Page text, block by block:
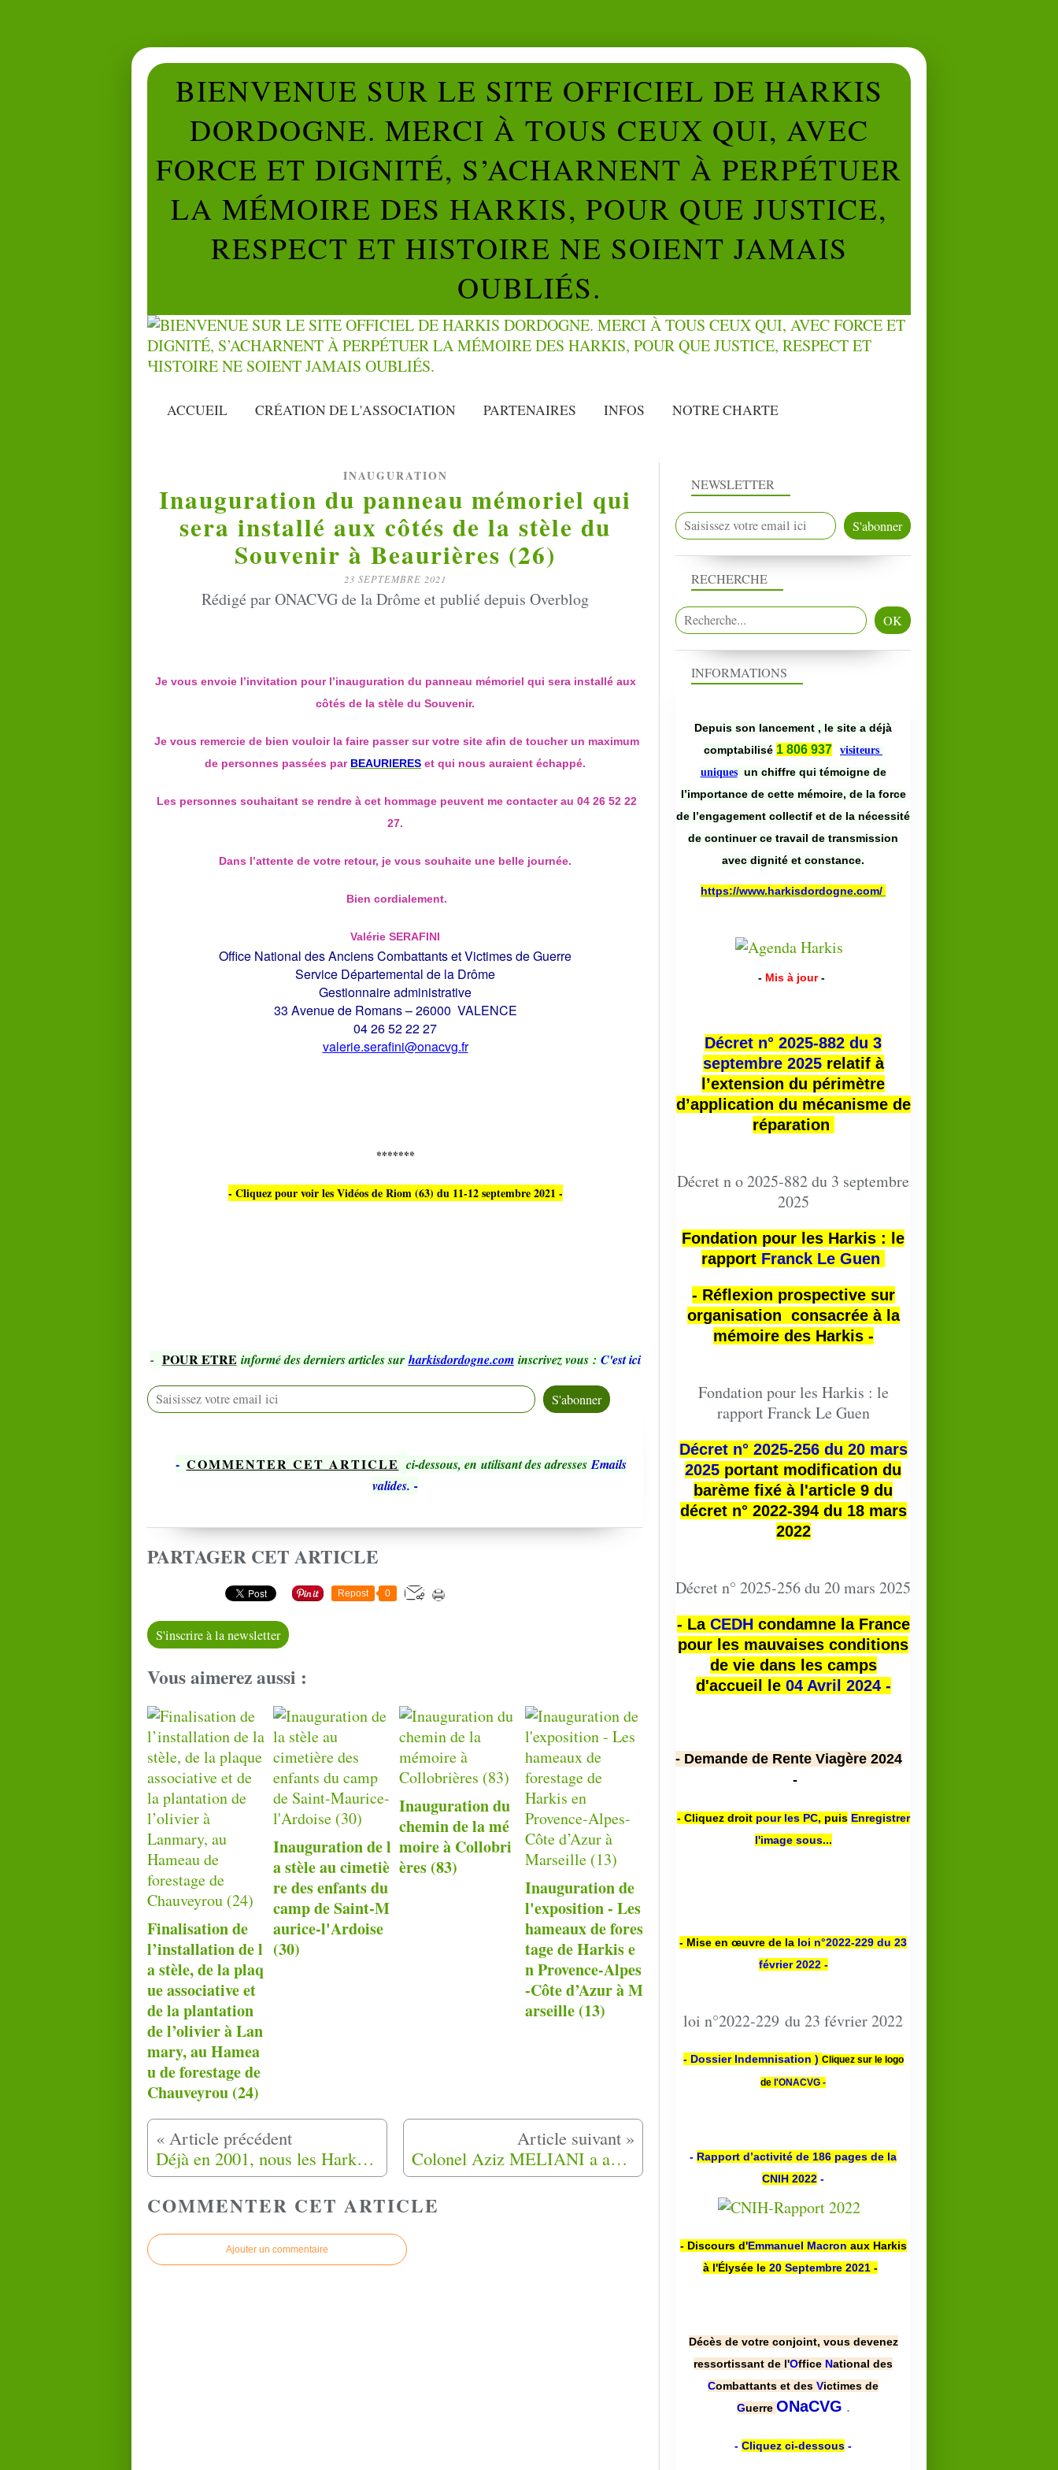
BIENVENUE SUR LE SITE OFFICIEL DE HARKIS
DORDOGNE. MERCI À TOUS CEUX QUI, AVEC
FORCE ET DIGNITÉ, S’ACHARNENT À PERPÉTUER
LA MÉMOIRE DES HARKIS, POUR QUE JUSTICE,
RESPECT ET HISTOIRE NE SOIENT JAMAIS
OUBLIÉS.
ACCUEIL CRÉATION DE L'ASSOCIATION PARTENAIRES INFOS NOTRE CHARTE
INAUGURATION
Inauguration du panneau mémoriel qui
sera installé aux côtés de la stèle du
Souvenir à Beaurières (26)
23 SEPTEMBRE 2021
Rédigé par ONACVG de la Drôme et publié depuis Overblog
Je vous envoie l’invitation pour l’inauguration du panneau mémoriel qui sera installé aux
côtés de la stèle du Souvenir.
Je vous remercie de bien vouloir la faire passer sur votre site afin de toucher un maximum
de personnes passées par BEAURIERES et qui nous auraient échappé.
Les personnes souhaitant se rendre à cet hommage peuvent me contacter au 04 26 52 22
27.
Dans l’attente de votre retour, je vous souhaite une belle journée.
Bien cordialement.
Valérie SERAFINI
Office National des Anciens Combattants et Victimes de Guerre
Service Départemental de la Drôme
Gestionnaire administrative
33 Avenue de Romans – 26000 VALENCE
04 26 52 22 27
valerie.serafini@onacvg.fr
*******
- Cliquez pour voir les Vidéos de Riom (63) du 11-12 septembre 2021 -
- POUR ETRE informé des derniers articles sur harkisdordogne.com inscrivez vous : C'est ici
- COMMENTER CET ARTICLE ci-dessous, en utilisant des adressesEmails
valides. -
PARTAGER CET ARTICLE
Repost 0
S'inscrire à la newsletter
Vous aimerez aussi :
Finalisation de
l’installation de l
a stèle, de la plaq
ue associative et
de la plantation
de l’olivier à Lan
mary, au Hamea
u de forestage de
Chauveyrou (24)
Inauguration de l
a stèle au cimetiè
re des enfants du
camp de Saint-M
aurice-l'Ardoise
(30)
Inauguration du
chemin de la mé
moire à Collobri
ères (83)
Inauguration de
l'exposition - Les
hameaux de fores
tage de Harkis e
n Provence-Alpes
-Côte d’Azur à M
arseille (13)
Déjà en 2001, nous les Harkis de base, les Harkis des camps, les sans grade, les oubliés de l'histoire Colonel Aziz MELIANI a adressé un courrier à Emmanuel Macron avec son allocution qui sera lu le 25 septembre 2021.
COMMENTER CET ARTICLE
Ajouter un commentaire
NEWSLETTER
RECHERCHE
INFORMATIONS
Depuis son lancement , le site a déjà
comptabilisé 1 806 937
visiteurs
uniques un chiffre qui témoigne de
l’importance de cette mémoire, de la force
de l’engagement collectif et de la nécessité
de continuer ce travail de transmission
avec dignité et constance.
https://www.harkisdordogne.com/
- Mis à jour -
Décret n° 2025-882 du 3
septembre 2025relatif à
l’extension du périmètre
d’application du mécanisme de
réparation
Décret n o 2025-882 du 3 septembre
2025
Fondation pour les Harkis : le
rapport Franck Le Guen
- Réflexion prospective sur
organisation consacrée à la
mémoire des Harkis -
Fondation pour les Harkis : le
rapport Franck Le Guen
Décret n° 2025-256 du 20 mars
2025 portant modification du
barème fixé à l'article 9 du
décret n° 2022-394 du 18 mars
2022
Décret n° 2025-256 du 20 mars 2025
- La CEDHcondamne la France
pour les mauvaises conditions
de vie dans les camps
d'accueil le 04 Avril 2024 -
- Demande de Rente Viagère 2024
-
- Cliquez droit pour les PC, puis Enregistrer
l'image sous...
- Mise en œuvre de la loi n°2022-229 du 23
février 2022 -
loi n°2022-229 du 23 février 2022
- Dossier Indemnisation ) Cliquez sur le logo
de l'ONACVG -
- Rapport d’activité de 186 pages de la
CNIH 2022 -
- Discours d'Emmanuel Macron aux Harkis
à l'Élysée le 20 Septembre 2021 -
Décès de votre conjoint, vous devenez
ressortissant de l'Office National des
Combattants et des Victimes de
Guerre ONaCVG .
- Cliquez ci-dessous -